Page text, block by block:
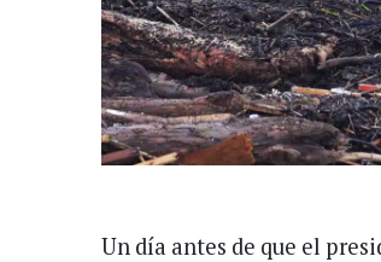
Un día antes de que el